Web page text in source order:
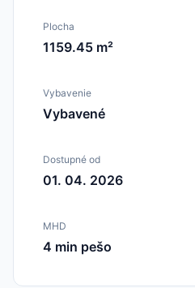
Plocha
1159.45 m²
Vybavenie
Vybavené
Dostupné od
01. 04. 2026
MHD
4 min pešo